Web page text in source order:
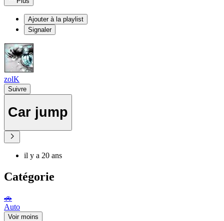
Ajouter à la playlist
Signaler
zolK
Suivre
Car jump
il y a 20 ans
Catégorie
🚗
Auto
Voir moins